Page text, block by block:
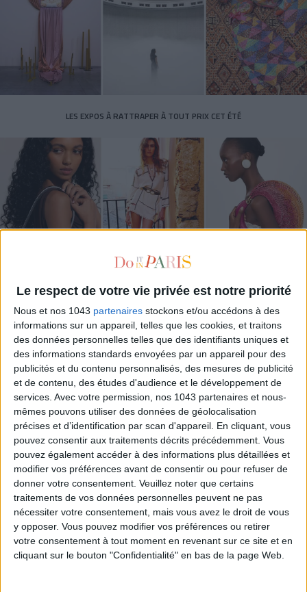
Le respect de votre vie privée est notre priorité
Nous et nos 1043 partenaires stockons et/ou accédons à des
informations sur un appareil, telles que les cookies, et traitons
des données personnelles telles que des identifiants uniques et
des informations standards envoyées par un appareil pour des
publicités et du contenu personnalisés, des mesures de publicité
et de contenu, des études d'audience et le développement de
services. Avec votre permission, nos 1043 partenaires et nous-
mêmes pouvons utiliser des données de géolocalisation
précises et d’identification par scan d'appareil. En cliquant, vous
pouvez consentir aux traitements décrits précédemment. Vous
pouvez également accéder à des informations plus détaillées et
modifier vos préférences avant de consentir ou pour refuser de
donner votre consentement. Veuillez noter que certains
traitements de vos données personnelles peuvent ne pas
nécessiter votre consentement, mais vous avez le droit de vous
y opposer. Vous pouvez modifier vos préférences ou retirer
votre consentement à tout moment en revenant sur ce site et en
cliquant sur le bouton "Confidentialité" en bas de la page Web.
LES EXPOS À RATTRAPER À TOUT PRIX CET ÉTÉ
LES SACS D’ÉTÉ QUI DONNENT LE TON DE LA SAISON
CONNAISSEZ-VOUS LE AIRBNB DE LA PISCINE AUTOUR DE PARIS ?